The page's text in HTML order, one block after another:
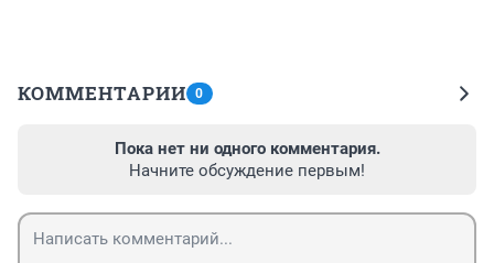
КОММЕНТАРИИ 0
Пока нет ни одного комментария.
Начните обсуждение первым!